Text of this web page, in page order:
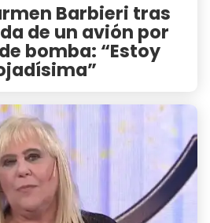
Barbieri tras
de un avión por
bomba: “Estoy